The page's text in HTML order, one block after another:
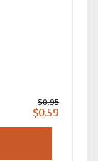
$0.95
$0.59